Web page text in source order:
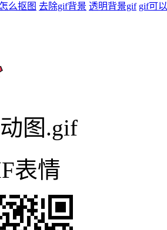
么抠图 去除gif背景 透明背景gif gif可
图.gif
表情